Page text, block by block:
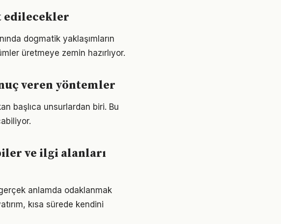
edilecekler
dogmatik yaklaşımların
üretmeye zemin hazırlıyor.
veren yöntemler
başlıca unsurlardan biri. Bu
ve ilgi alanları
anlamda odaklanmak
kısa sürede kendini